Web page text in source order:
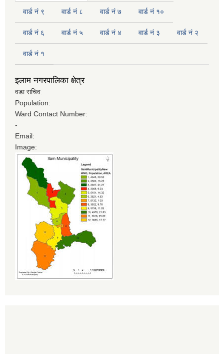
वार्ड नं ९ वार्ड नं ८ वार्ड नं ७ वार्ड नं १०
वार्ड नं ६ वार्ड नं ५ वार्ड नं ४ वार्ड नं ३ वार्ड नं २
वार्ड नं १
इलाम नगरपालिका क्षेत्र
वडा सचिव:
Population:
Ward Contact Number:
-
Email:
Image: